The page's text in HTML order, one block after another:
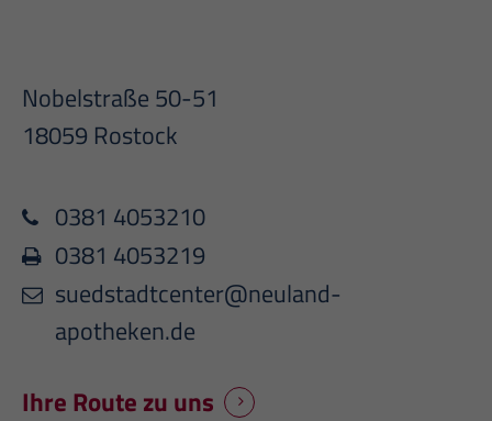
Nobelstraße 50-51
18059 Rostock
0381 4053210
0381 4053219
suedstadtcenter@neuland-
apotheken.de
Ihre Route zu uns